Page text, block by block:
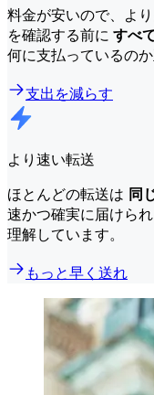
料金が安いので、よ
を確認する前に すべ
何に支払っているの
支出を減らす
より速い転送
ほとんどの転送は 同
速かつ確実に届けら
理解しています。
もっと早く送れ